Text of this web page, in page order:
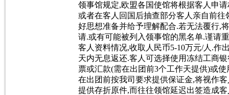
领事馆规定,欧盟各国使馆将根据客人申
或者在客人回国后抽查部分客人亲自前
好思想准备并给予理解配合.若无法覆行,
请.或有可能被列入领事馆的黑名单.谨请
客人资料情况,收取人民币5-10万元/人.作
天内无息返还.客人可选择使用冻结工商
票或汇款(需在出团前3个工作天提供)或
在出团前按我司要求提供保证金,将视作
提供存折原件,而往往领馆延迟出签造成